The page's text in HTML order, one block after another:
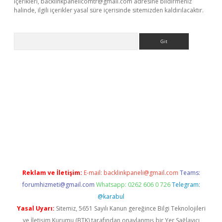
halinde, ilgili içerikler yasal süre içerisinde sitemizden kaldırılacaktır.
Reklam ve İletişim: E-mail: backlinkpaneli@gmail.com Teams:
forumhizmeti@gmail.com Whatsapp: 0262 606 0 726 Telegram:
@karabul
Yasal Uyarı: Sitemiz, 5651 Sayılı Kanun gereğince Bilgi Teknolojileri
ve İletişim Kurumu (BTK) tarafından onaylanmış bir Yer Sağlayıcı